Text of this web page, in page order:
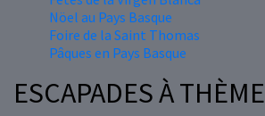
Nöel au Pays Basque
Foire de la Saint Thomas
Pâques en Pays Basque
ESCAPADES À THÈME